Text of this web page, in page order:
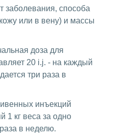
заболевания, способа
или в вену) и массы
доза для
20 i.j. - на каждый
три раза в
инъекций
1 кг веса за одно
в неделю.